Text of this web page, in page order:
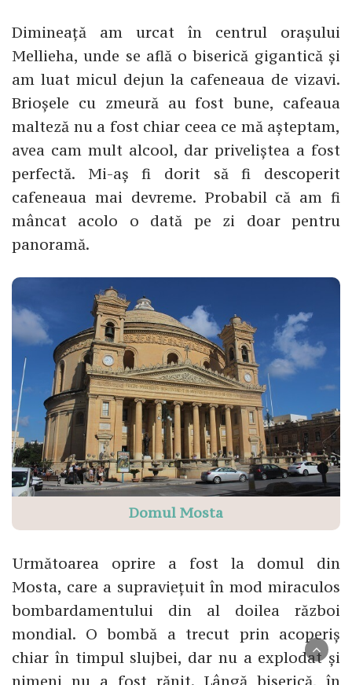
Dimineață am urcat în centrul orașului
Mellieha, unde se află o biserică gigantică și
am luat micul dejun la cafeneaua de vizavi.
Brioșele cu zmeură au fost bune, cafeaua
malteză nu a fost chiar ceea ce mă așteptam,
avea cam mult alcool, dar priveliștea a fost
perfectă. Mi-aș fi dorit să fi descoperit
cafeneaua mai devreme. Probabil că am fi
mâncat acolo o dată pe zi doar pentru
panoramă.
Domul Mosta
Următoarea oprire a fost la domul din
Mosta, care a supraviețuit în mod miraculos
bombardamentului din al doilea război
mondial. O bombă a trecut prin acoperiș
chiar în timpul slujbei, dar nu a explodat și
nimeni nu a fost rănit. Lângă biserică, în